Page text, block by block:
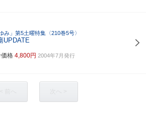
み」第5土曜特集〈210巻5号〉
UPDATE
格 4,800円 2004年7月発行